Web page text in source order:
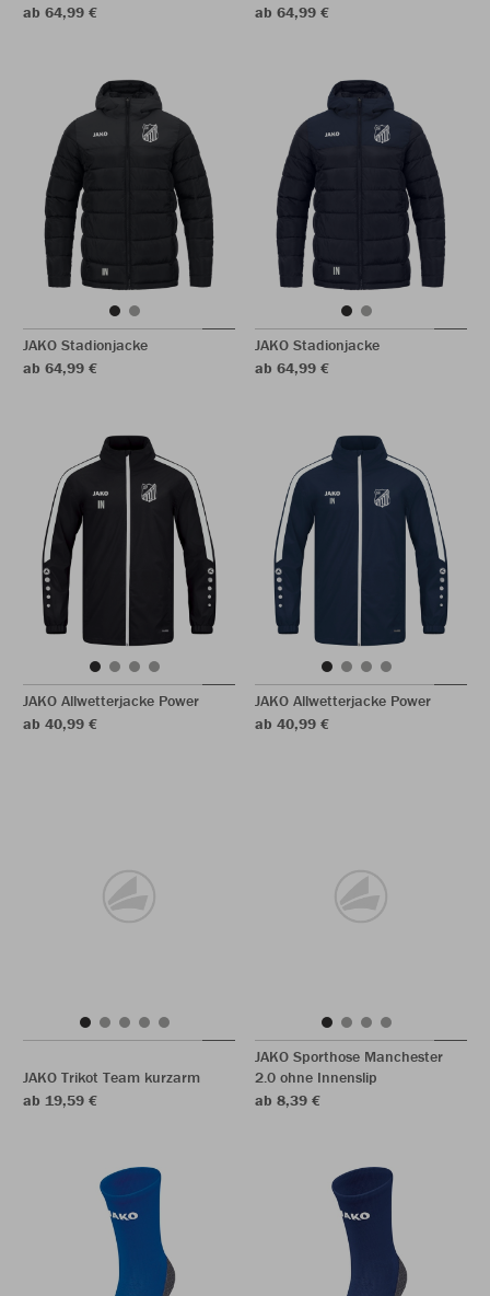
ab 64,99 €
ab 64,99 €
JAKO Stadionjacke
ab 64,99 €
JAKO Stadionjacke
ab 64,99 €
JAKO Allwetterjacke Power
ab 40,99 €
JAKO Allwetterjacke Power
ab 40,99 €
JAKO Trikot Team kurzarm
ab 19,59 €
JAKO Sporthose Manchester
2.0 ohne Innenslip
ab 8,39 €